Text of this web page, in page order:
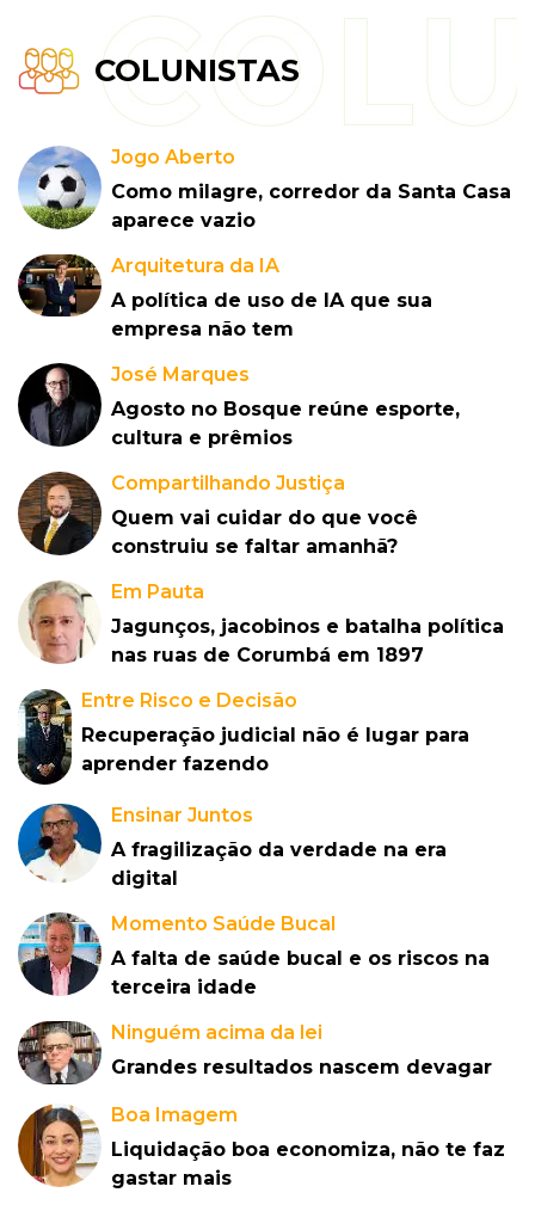
COLUNISTAS
Jogo Aberto
Como milagre, corredor da Santa Casa
aparece vazio
Arquitetura da IA
A política de uso de IA que sua
empresa não tem
José Marques
Agosto no Bosque reúne esporte,
cultura e prêmios
Compartilhando Justiça
Quem vai cuidar do que você
construiu se faltar amanhã?
Em Pauta
Jagunços, jacobinos e batalha política
nas ruas de Corumbá em 1897
Entre Risco e Decisão
Recuperação judicial não é lugar para
aprender fazendo
Ensinar Juntos
A fragilização da verdade na era
digital
Momento Saúde Bucal
A falta de saúde bucal e os riscos na
terceira idade
Ninguém acima da lei
Grandes resultados nascem devagar
Boa Imagem
Liquidação boa economiza, não te faz
gastar mais